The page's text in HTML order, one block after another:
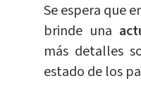
Se espera que
brinde una
más detalles
estado de los